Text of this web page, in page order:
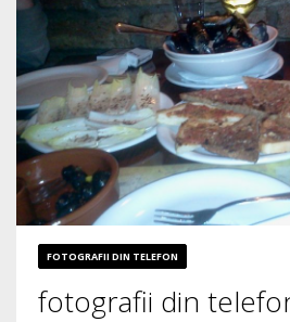
FOTOGRAFII DIN TELEFON
fotografii din